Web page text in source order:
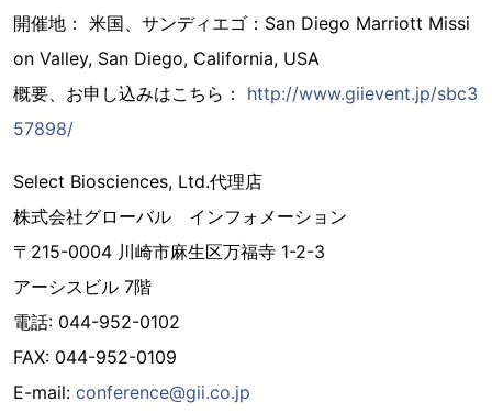
開催地： 米国、サンディエゴ：San Diego Marriott Missi
on Valley, San Diego, California, USA
概要、お申し込みはこちら： http://www.giievent.jp/sbc3
57898/
Select Biosciences, Ltd.代理店
株式会社グローバル インフォメーション
〒215-0004 川崎市麻生区万福寺 1-2-3
アーシスビル 7階
電話: 044-952-0102
FAX: 044-952-0109
E-mail: conference@gii.co.jp